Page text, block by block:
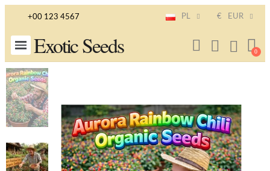
+00 123 4567 PL € EUR
Exotic Seeds